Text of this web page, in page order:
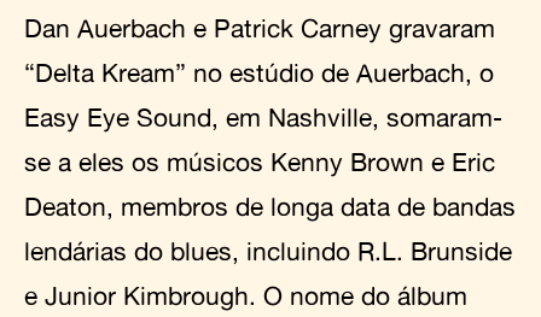
Dan Auerbach e Patrick Carney gravaram
“Delta Kream” no estúdio de Auerbach, o
Easy Eye Sound, em Nashville, somaram-
se a eles os músicos Kenny Brown e Eric
Deaton, membros de longa data de bandas
lendárias do blues, incluindo R.L. Brunside
e Junior Kimbrough. O nome do álbum